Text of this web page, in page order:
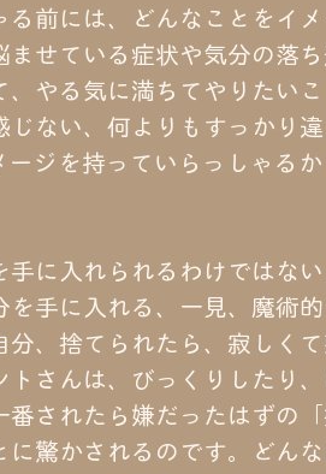
る前には、どんなことをイメ
せている症状や気分の落ち
やる気に満ちてやりたいこ
ない、何よりもすっかり違
ジを持っていらっしゃるか
に入れられるわけではない
手に入れる、一見、魔術
、捨てられたら、寂しく
さんは、びっくりしたり
されたら嫌だったはずの
驚かされるのです。どんな